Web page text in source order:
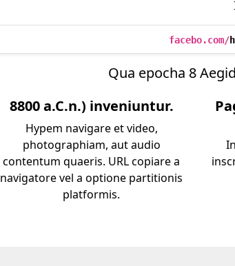
facebo.com/
Qua epocha 8
8800 a.C.n.) inveniuntur.
Hypem navigare et video,
photographiam, aut audio
contentum quaeris. URL copiare a
navigatore vel a optione partitionis
platformis.